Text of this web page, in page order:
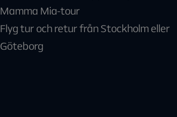
Mamma Mia-tour
Flyg tur och retur från Stockholm eller
Göteborg